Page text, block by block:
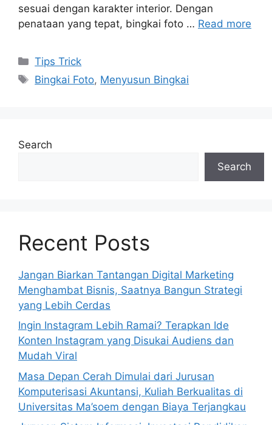
sesuai dengan karakter interior. Dengan
penataan yang tepat, bingkai foto … Read more
Categories
Tips Trick
Tags
Bingkai Foto, Menyusun Bingkai
Search
Search
Recent Posts
Jangan Biarkan Tantangan Digital Marketing
Menghambat Bisnis, Saatnya Bangun Strategi
yang Lebih Cerdas
Ingin Instagram Lebih Ramai? Terapkan Ide
Konten Instagram yang Disukai Audiens dan
Mudah Viral
Masa Depan Cerah Dimulai dari Jurusan
Komputerisasi Akuntansi, Kuliah Berkualitas di
Universitas Ma’soem dengan Biaya Terjangkau